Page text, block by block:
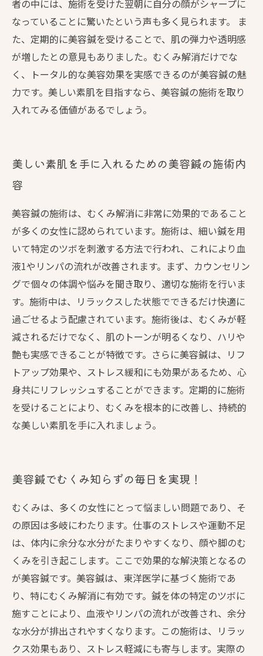
者の中には、施術を受けた翌朝に自分の顔がシャープに
なっていることに驚いたという声も多く見られます。 ま
た、定期的に美容鍼を受けることで、肌の弾力や透明感
が増したとの意見もありました。むくみ解消だけでな
く、トータル的な美容効果を実感できるのが美容鍼の魅
力です。美しい素肌を目指すなら、美容鍼の施術を取り
入れてみる価値があるでしょう。
美しい素肌を手に入れるための美容鍼の施術内
容
美容鍼の施術は、むくみ解消に非常に効果的であること
が多くの女性に認められています。施術は、細い鍼を用
いて特定のツボを刺激する方法で行われ、これにより血
液1やリンパの流れが改善されます。まず、カウンセリン
グで個々の体調や悩みを聞き取り、適切な施術を行いま
す。施術中は、リラックスした状態でできるだけ快適に
過ごせるよう配慮されています。施術後は、むくみが軽
減されるだけでなく、肌のトーンが明るくなり、ハリや
艶も実感できることが特徴です。さらに美容鍼は、リフ
トアップ効果や、ストレス緩和にも効果があるため、心
身共にリフレッシュすることができます。定期的に施術
を受けることにより、むくみを根本的に改善し、持続的
な美しい素肌を手に入れましょう。
美容鍼でむくみ知らずの毎日を実現！
むくみは、多くの女性にとって悩ましい問題であり、そ
の原因は多岐にわたります。仕事のストレスや運動不足
は、体内に余分な水分がたまりやすくなり、顔や脚のむ
くみを引き起こします。ここで効果的な解決策となるの
が美容鍼です。美容鍼は、東洋医学に基づく施術であ
り、特にむくみ解消に有効です。鍼を体の特定のツボに
施すことにより、血液やリンパの流れが改善され、余分
な水分が排出されやすくなります。この施術は、リラッ
クス効果もあり、ストレス軽減にも寄与します。実際の